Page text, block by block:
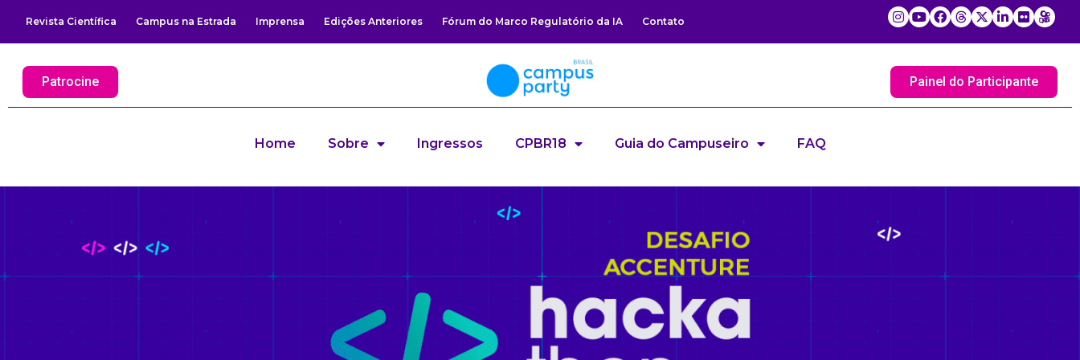
Revista Científica Campus na Estrada Imprensa Edições Anteriores Fórum do Marco Regulatório da IA Contato
Patrocine Painel do Participante
Home Sobre Ingressos CPBR18 Guia do Campuseiro FAQ